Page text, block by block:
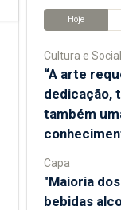
Hoje
Cultura e Social
“A arte
dedicação,
também
Capa
"Maioria
bebidas